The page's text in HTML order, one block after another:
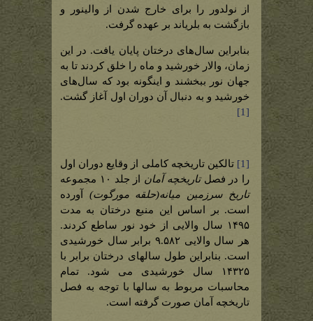
از نولدور را برای خارج شدن از والینور و
بازگشت به بلریاند بر عهده گرفت.
بنابراین سال‌های درختان پایان یافت. در این
زمان، والار خورشید و ماه را خلق کردند تا به
جهان نور ببخشند و اینگونه بود که سال‌های
خورشید و به دنبال آن دوران اول آغاز گشت.
[1]
[1]
تالکین تاریخچه کاملی از وقایع دوران اول
را در فصلتاریخچه آمان از جلد ۱۰ مجموعه
تاریخ سرزمین میانه(حلقه مورگوت) آورده
است. بر اساس این منبع درختان به مدت
۱۴۹۵ سال والایی از خود نور ساطع کردند.
هر سال والایی ۹.۵۸۲ برابر سال خورشیدی
است. بنابراین طول سالهای درختان برابر با
۱۴۳۲۵ سال خورشیدی می شود. تمام
محاسبات مربوط به سالها با توجه به فصل
تاریخچه آمان صورت گرفته است.